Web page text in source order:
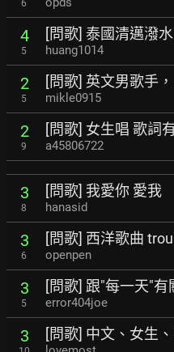
6
4
5
[問歌] 泰國清邁潑
huang1014
2
5
[問歌] 英文男歌手
mikle0915
2
9
[問歌] 女生唱 歌詞
a45806722
3
8
[問歌] 我愛你 愛我
hanasid
3
6
[問歌] 西洋歌曲
openpen
3
5
[問歌] 跟"每一天"
error404joe
3 [問歌] 中文、女生